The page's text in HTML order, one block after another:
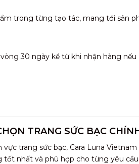
trong từng tạo tác, mang tới sản
30 ngày kể từ khi nhận hàng nếu
TRANG SỨC BẠC
trang sức bạc, Cara Luna
tốt nhất và phù hợp cho từng yêu